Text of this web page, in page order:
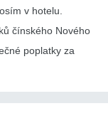
v hotelu.
čínského Nového
poplatky za